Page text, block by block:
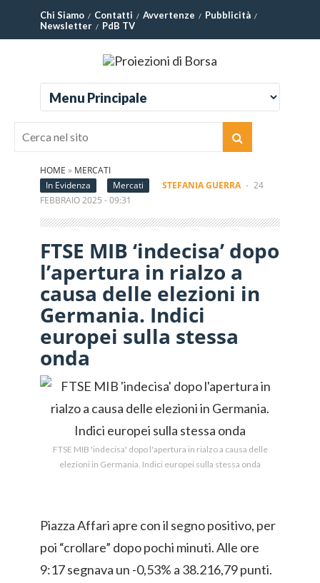
Chi Siamo Contatti Avvertenze
Pubblicità
Newsletter
PdB TV
HOME » MERCATI
In Evidenza
Mercati STEFANIA GUERRA - 24
FEBBRAIO 2025 - 09:31
FTSE MIB ‘indecisa’ dopo
l’apertura in rialzo a
causa delle elezioni in
Germania. Indici
europei sulla stessa
onda
FTSE MIB 'indecisa' dopo l'apertura in rialzo a causa delle
elezioni in Germania. Indici europei sulla stessa onda
Piazza Affari apre con il segno positivo, per
poi “crollare” dopo pochi minuti. Alle ore
9:17 segnava un -0,53% a 38.216,79 punti.